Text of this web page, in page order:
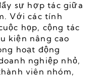
sự hợp tác giữa
Với các tính
họp, cộng tác
kiện nâng cao
hoạt động
nghiệp nhỏ,
viên nhóm,